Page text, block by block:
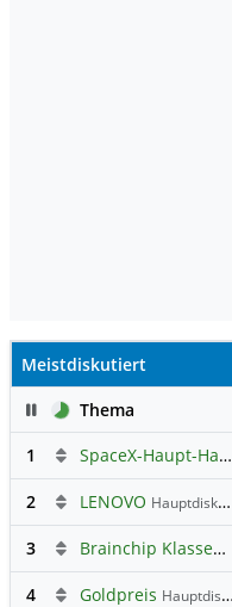
Meistdiskutiert
PauseThema
1
SpaceX-Haupt-Hauptforum
2 LENOVO Hauptdiskussion
3 Brainchip Klassengruppe
4 Goldpreis Hauptdiskussion